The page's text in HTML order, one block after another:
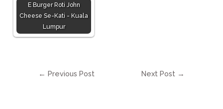
E Burger Roti John
Cheese Se-Kati - Kuala
Lumpur
← Previous Post Next Post →